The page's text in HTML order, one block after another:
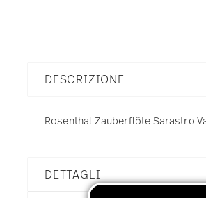
DESCRIZIONE
Rosenthal Zauberflöte Sarastro
DETTAGLI